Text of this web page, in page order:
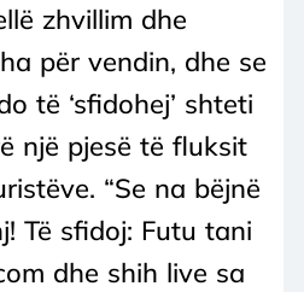
zhvillim dhe
për vendin, dhe se
të ‘sfidohej’ shteti
një pjesë të fluksit
“Se na bëjnë
Të sfidoj: Futu tani
dhe shih live sa